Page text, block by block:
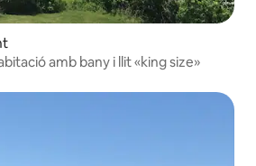
amb bany i llit «king size»